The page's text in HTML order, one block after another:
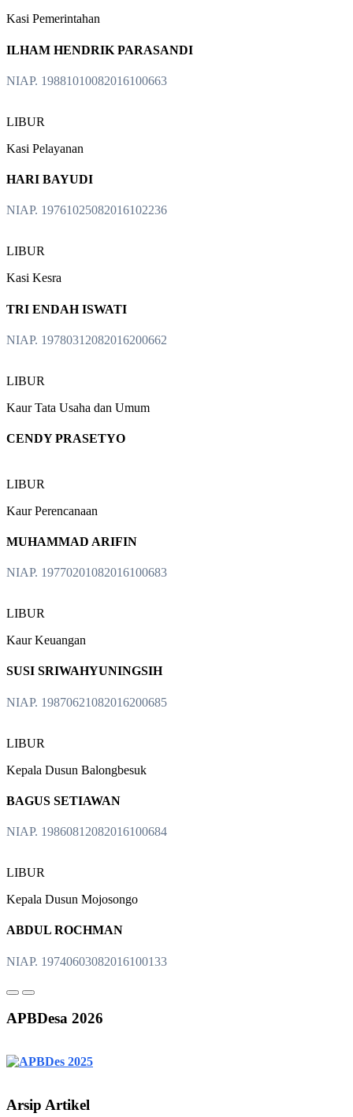
Kasi Pemerintahan
ILHAM HENDRIK PARASANDI
NIAP. 19881010082016100663
LIBUR
Kasi Pelayanan
HARI BAYUDI
NIAP. 19761025082016102236
LIBUR
Kasi Kesra
TRI ENDAH ISWATI
NIAP. 19780312082016200662
LIBUR
Kaur Tata Usaha dan Umum
CENDY PRASETYO
LIBUR
Kaur Perencanaan
MUHAMMAD ARIFIN
NIAP. 19770201082016100683
LIBUR
Kaur Keuangan
SUSI SRIWAHYUNINGSIH
NIAP. 19870621082016200685
LIBUR
Kepala Dusun Balongbesuk
BAGUS SETIAWAN
NIAP. 19860812082016100684
LIBUR
Kepala Dusun Mojosongo
ABDUL ROCHMAN
NIAP. 19740603082016100133
APBDesa 2026
Arsip Artikel